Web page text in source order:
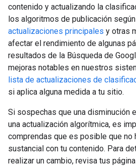
contenido y actualizando la
los algoritmos de publicación
actualizaciones principales y otras
afectar el rendimiento de algunas
resultados de la Búsqueda de
mejoras notables en nuestros
lista de actualizaciones de
si aplica alguna medida a tu sitio.
Si sospechas que una disminución
una actualización algorítmica, es
comprendas que es posible que no
sustancial con tu contenido. Para
realizar un cambio, revisa tus